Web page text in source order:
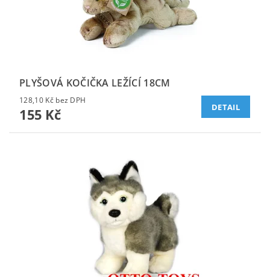
PLYŠOVÁ KOČIČKA LEŽÍCÍ 18CM
128,10 Kč bez DPH
155 Kč DETAIL